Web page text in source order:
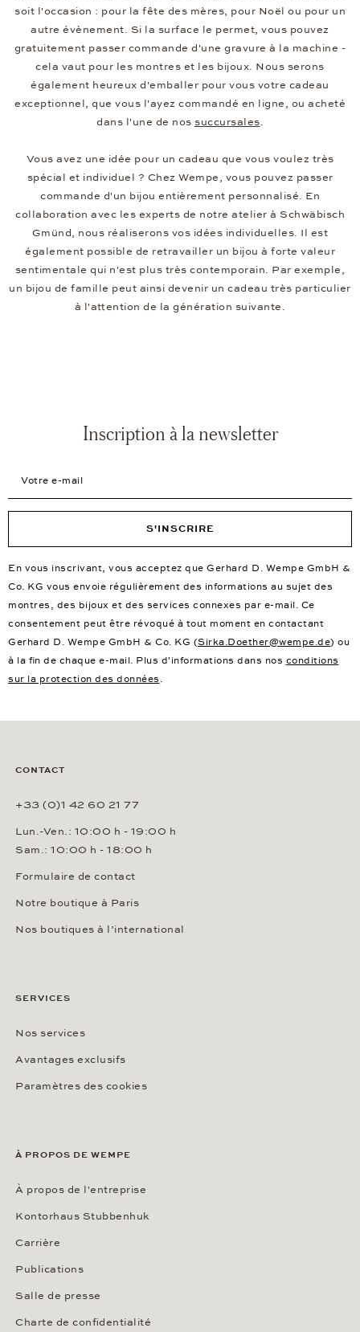
soit l'occasion : pour la fête des mères, pour Noël ou pour un
autre évènement. Si la surface le permet, vous pouvez
gratuitement passer commande d'une gravure à la machine -
cela vaut pour les montres et les bijoux. Nous serons
également heureux d'emballer pour vous votre cadeau
exceptionnel, que vous l'ayez commandé en ligne, ou acheté
dans l'une de nos succursales.
Vous avez une idée pour un cadeau que vous voulez très
spécial et individuel ? Chez Wempe, vous pouvez passer
commande d'un bijou entièrement personnalisé. En
collaboration avec les experts de notre atelier à Schwäbisch
Gmünd, nous réaliserons vos idées individuelles. Il est
également possible de retravailler un bijou à forte valeur
sentimentale qui n'est plus très contemporain. Par exemple,
un bijou de famille peut ainsi devenir un cadeau très particulier
à l'attention de la génération suivante.
Inscription à la newsletter
S'INSCRIRE
En vous inscrivant, vous acceptez que Gerhard D. Wempe GmbH &
Co. KG vous envoie régulièrement des informations au sujet des
montres, des bijoux et des services connexes par e-mail. Ce
consentement peut être révoqué à tout moment en contactant
Gerhard D. Wempe GmbH & Co. KG (Sirka.Doether@wempe.de) ou
à la fin de chaque e-mail. Plus d'informations dans nos conditions
sur la protection des données .
CONTACT
+33 (0)1 42 60 21 77
Lun.-Ven.: 10:00 h - 19:00 h
Sam.: 10:00 h - 18:00 h
Formulaire de contact
Notre boutique à Paris
Nos boutiques à l’international
SERVICES
Nos services
Avantages exclusifs
Paramètres des cookies
À PROPOS DE WEMPE
À propos de l'entreprise
Kontorhaus Stubbenhuk
Carrière
Publications
Salle de presse
Charte de confidentialité